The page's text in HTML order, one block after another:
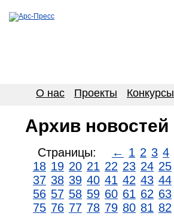
О нас Проекты Конкурсы
Архив новостей
Страницы: ← 1 2 3 4
18 19 20 21 22 23 24 25
37 38 39 40 41 42 43 44
56 57 58 59 60 61 62 63
75 76 77 78 79 80 81 82